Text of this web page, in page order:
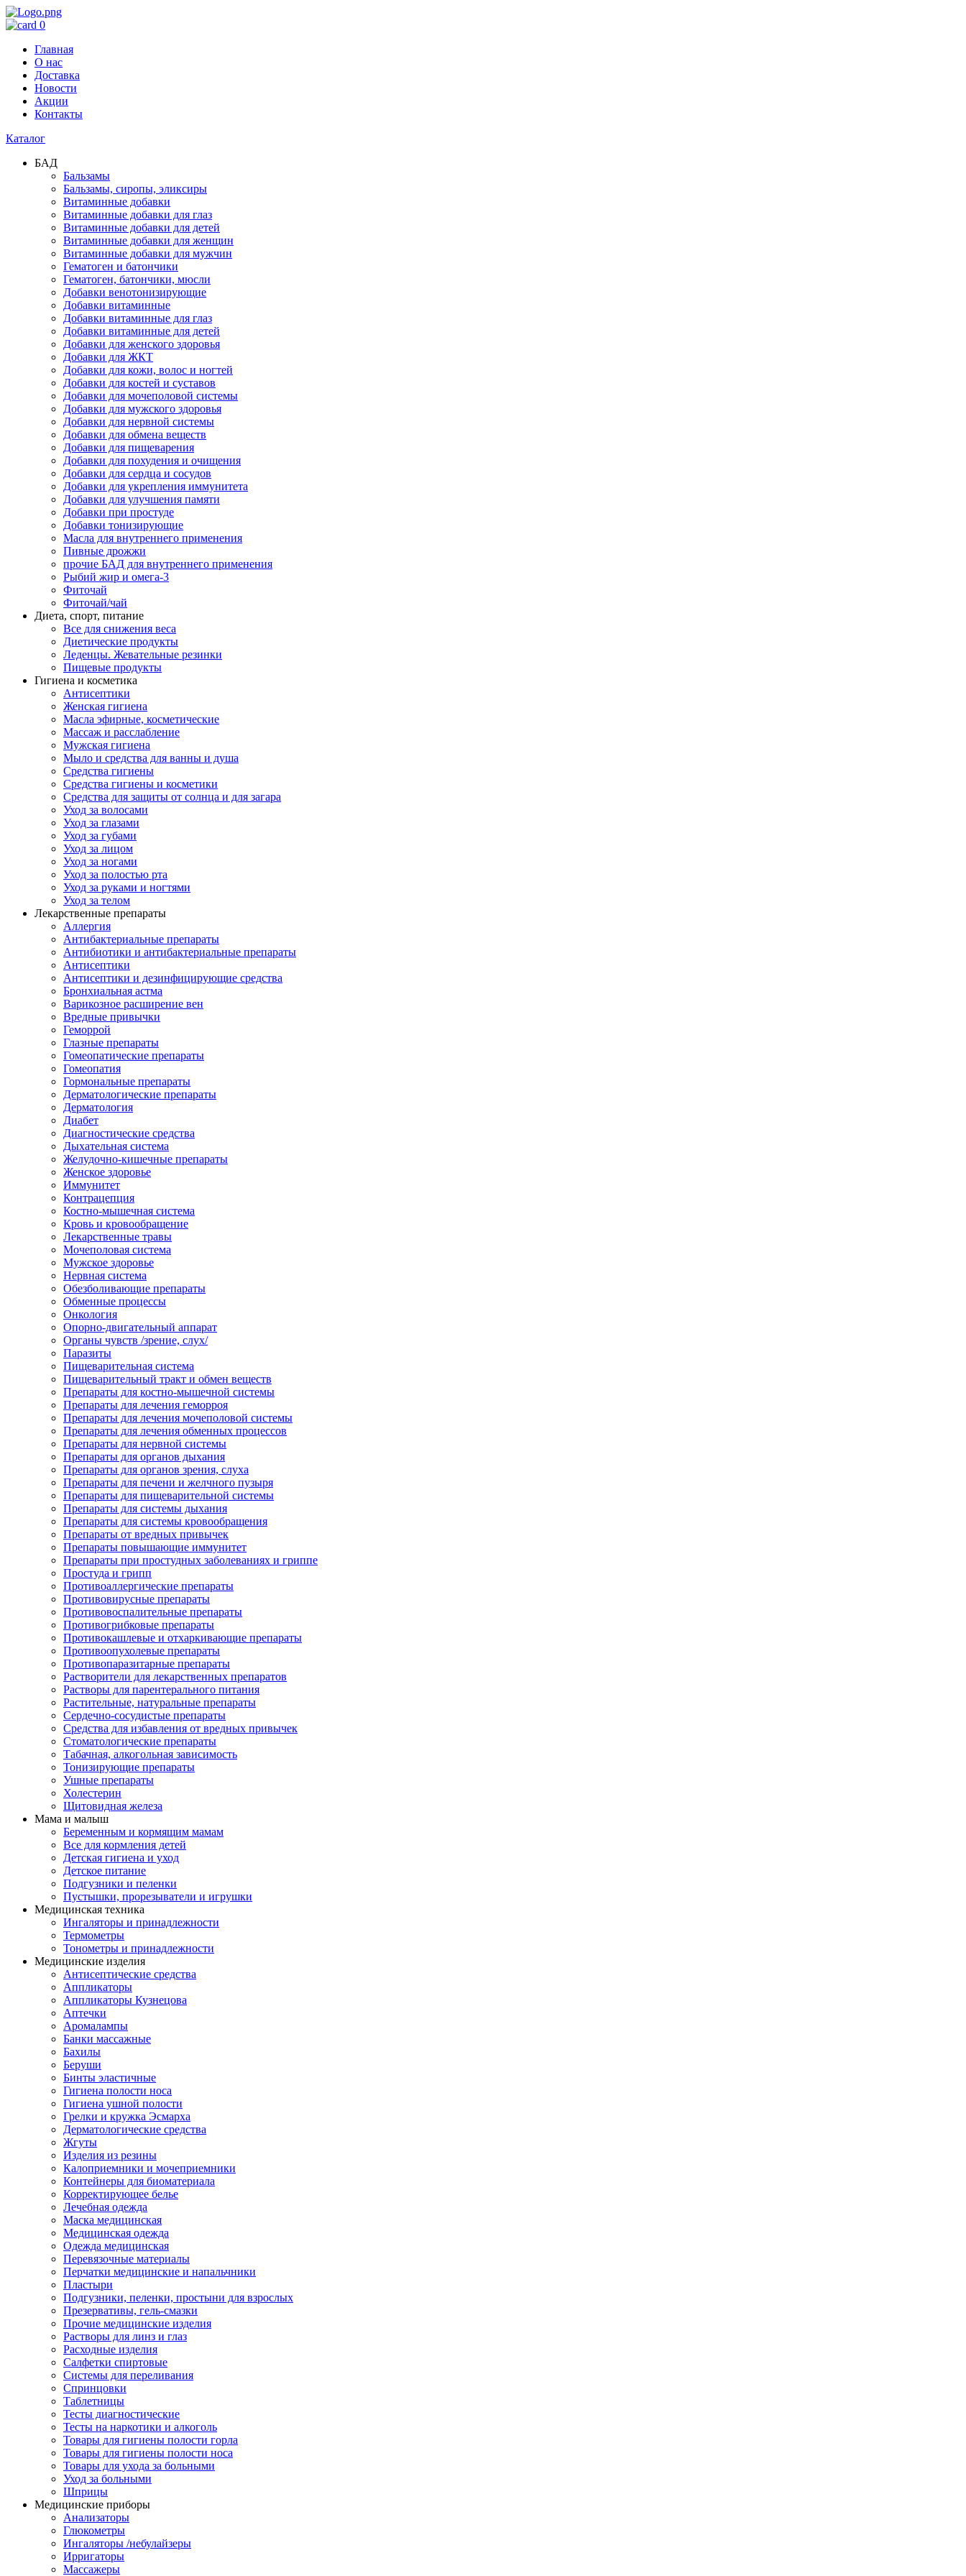
0
Главная
О нас
Доставка
Новости
Акции
Контакты
Каталог
БАД
Бальзамы
Бальзамы, сиропы, эликсиры
Витаминные добавки
Витаминные добавки для глаз
Витаминные добавки для детей
Витаминные добавки для женщин
Витаминные добавки для мужчин
Гематоген и батончики
Гематоген, батончики, мюсли
Добавки венотонизирующие
Добавки витаминные
Добавки витаминные для глаз
Добавки витаминные для детей
Добавки для женского здоровья
Добавки для ЖКТ
Добавки для кожи, волос и ногтей
Добавки для костей и суставов
Добавки для мочеполовой системы
Добавки для мужского здоровья
Добавки для нервной системы
Добавки для обмена веществ
Добавки для пищеварения
Добавки для похудения и очищения
Добавки для сердца и сосудов
Добавки для укрепления иммунитета
Добавки для улучшения памяти
Добавки при простуде
Добавки тонизирующие
Масла для внутреннего применения
Пивные дрожжи
прочие БАД для внутреннего применения
Рыбий жир и омега-3
Фиточай
Фиточай/чай
Диета, спорт, питание
Все для снижения веса
Диетические продукты
Леденцы. Жевательные резинки
Пищевые продукты
Гигиена и косметика
Антисептики
Женская гигиена
Масла эфирные, косметические
Массаж и расслабление
Мужская гигиена
Мыло и средства для ванны и душа
Средства гигиены
Средства гигиены и косметики
Средства для защиты от солнца и для загара
Уход за волосами
Уход за глазами
Уход за губами
Уход за лицом
Уход за ногами
Уход за полостью рта
Уход за руками и ногтями
Уход за телом
Лекарственные препараты
Аллергия
Антибактериальные препараты
Антибиотики и антибактериальные препараты
Антисептики
Антисептики и дезинфицирующие средства
Бронхиальная астма
Варикозное расширение вен
Вредные привычки
Геморрой
Глазные препараты
Гомеопатические препараты
Гомеопатия
Гормональные препараты
Дерматологические препараты
Дерматология
Диабет
Диагностические средства
Дыхательная система
Желудочно-кишечные препараты
Женское здоровье
Иммунитет
Контрацепция
Костно-мышечная система
Кровь и кровообращение
Лекарственные травы
Мочеполовая система
Мужское здоровье
Нервная система
Обезболивающие препараты
Обменные процессы
Онкология
Опорно-двигательный аппарат
Органы чувств /зрение, слух/
Паразиты
Пищеварительная система
Пищеварительный тракт и обмен веществ
Препараты для костно-мышечной системы
Препараты для лечения геморроя
Препараты для лечения мочеполовой системы
Препараты для лечения обменных процессов
Препараты для нервной системы
Препараты для органов дыхания
Препараты для органов зрения, слуха
Препараты для печени и желчного пузыря
Препараты для пищеварительной системы
Препараты для системы дыхания
Препараты для системы кровообращения
Препараты от вредных привычек
Препараты повышающие иммунитет
Препараты при простудных заболеваниях и гриппе
Простуда и грипп
Противоаллергические препараты
Противовирусные препараты
Противовоспалительные препараты
Противогрибковые препараты
Противокашлевые и отхаркивающие препараты
Противоопухолевые препараты
Противопаразитарные препараты
Растворители для лекарственных препаратов
Растворы для парентерального питания
Растительные, натуральные препараты
Сердечно-сосудистые препараты
Средства для избавления от вредных привычек
Стоматологические препараты
Табачная, алкогольная зависимость
Тонизирующие препараты
Ушные препараты
Холестерин
Щитовидная железа
Мама и малыш
Беременным и кормящим мамам
Все для кормления детей
Детская гигиена и уход
Детское питание
Подгузники и пеленки
Пустышки, прорезыватели и игрушки
Медицинская техника
Ингаляторы и принадлежности
Термометры
Тонометры и принадлежности
Медицинские изделия
Антисептические средства
Аппликаторы
Аппликаторы Кузнецова
Аптечки
Аромалампы
Банки массажные
Бахилы
Беруши
Бинты эластичные
Гигиена полости носа
Гигиена ушной полости
Грелки и кружка Эсмарха
Дерматологические средства
Жгуты
Изделия из резины
Калоприемники и мочеприемники
Контейнеры для биоматериала
Корректирующее белье
Лечебная одежда
Маска медицинская
Медицинская одежда
Одежда медицинская
Перевязочные материалы
Перчатки медицинские и напальчники
Пластыри
Подгузники, пеленки, простыни для взрослых
Презервативы, гель-смазки
Прочие медицинские изделия
Растворы для линз и глаз
Расходные изделия
Салфетки спиртовые
Системы для переливания
Спринцовки
Таблетницы
Тесты диагностические
Тесты на наркотики и алкоголь
Товары для гигиены полости горла
Товары для гигиены полости носа
Товары для ухода за больными
Уход за больными
Шприцы
Медицинские приборы
Анализаторы
Глюкометры
Ингаляторы /небулайзеры
Ирригаторы
Массажеры